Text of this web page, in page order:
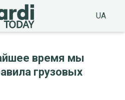
UA
время мы
грузовых